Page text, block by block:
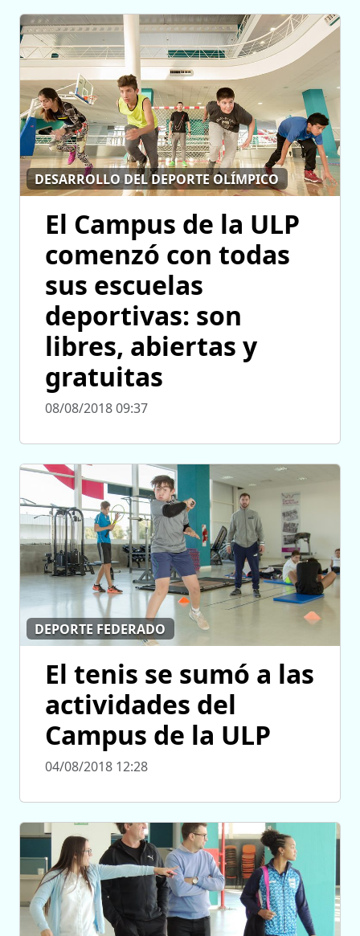
DESARROLLO DEL DEPORTE OLÍMPICO
El Campus de la ULP
comenzó con todas
sus escuelas
deportivas: son
libres, abiertas y
gratuitas
08/08/2018 09:37
DEPORTE FEDERADO
El tenis se sumó a las
actividades del
Campus de la ULP
04/08/2018 12:28